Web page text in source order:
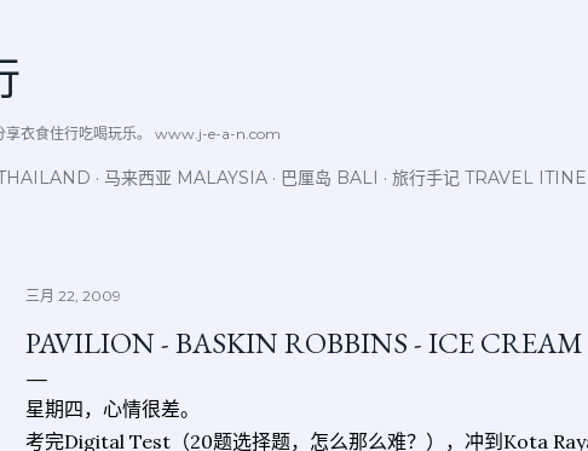
享衣食住行吃喝玩乐。 www.j-e-a-n.com
马来西亚 MALAYSIA 巴厘岛 BALI 旅行手记 TRAVEL
三月 22, 2009
PAVILION - BASKIN ROBBINS - ICE
星期四，心情很差。
考完Digital Test（20题选择题，怎么那么难？），冲到Kota